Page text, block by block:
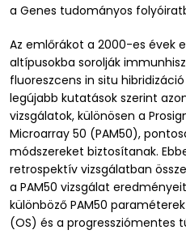
a Genes tudományos
Az emlőrákot a 2000-es évek
altípusokba sorolják
fluoreszcens in situ
legújabb kutatások szerint
vizsgálatok, különösen a
Microarray 50 (PAM50),
módszereket biztosítanak.
retrospektív vizsgálatban
a PAM50 vizsgálat
különböző PAM50
(OS) és a progressziómentes